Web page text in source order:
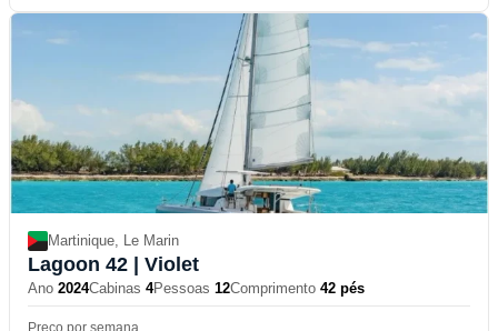
Martinique, Le Marin
Lagoon 42 | Violet
Ano 2024Cabinas 4Pessoas 12Comprimento 42 pés
Preço por semana